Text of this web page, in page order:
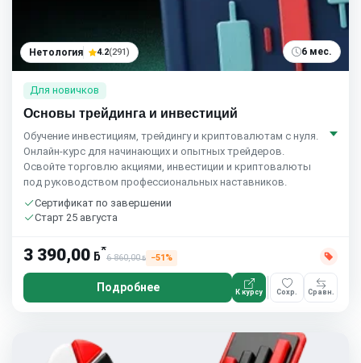
Нетология 4.2(291) 6 мес.
Для новичков
Основы трейдинга и инвестиций
Обучение инвестициям, трейдингу и криптовалютам с нуля.
Онлайн-курс для начинающих и опытных трейдеров.
Освойте торговлю акциями, инвестиции и криптовалюты
под руководством профессиональных наставников.
Сертификат по завершении
Старт 25 августа
3 390,00 ƃ*
6 860,00ƃ −51%
Подробнее К курсу Сохр. Сравн.